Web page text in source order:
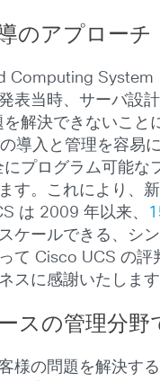
のアプローチ
Computing System
表当時、サーバ設
を解決できないこ
導入と管理を容易
プログラム可能な
す。これにより、
は 2009 年以来、
ケールできる、シ
て Cisco UCS の
スに感謝いたします
スの管理分野
様の問題を解決す